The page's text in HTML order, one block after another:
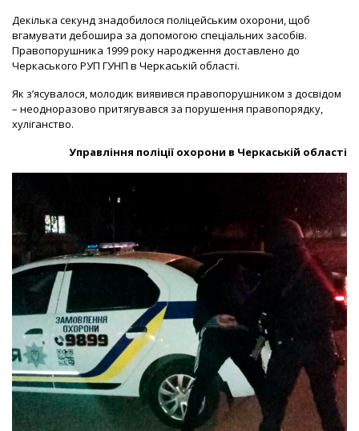
Декілька секунд знадобилося поліцейським охорони, щоб
вгамувати дебошира за допомогою спеціальних засобів.
Правопорушника 1999 року народження доставлено до
Черкаського РУП ГУНП в Черкаській області.
Як з’ясувалося, молодик виявився правопорушником з досвідом
– неодноразово притягувався за порушення правопорядку,
хуліганство.
Управління поліції охорони в Черкаській області